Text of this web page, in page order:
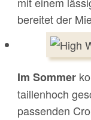
bereitet der
Im Sommer
taillenhoch
passenden